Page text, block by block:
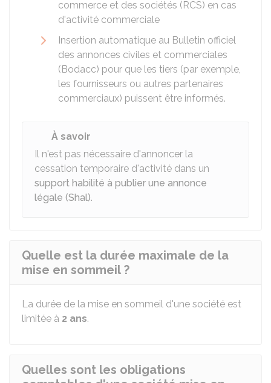
commerce et des sociétés (RCS) en cas
d'activité commerciale
Insertion automatique au Bulletin officiel
des annonces civiles et commerciales
(Bodacc) pour que les tiers (par exemple,
les fournisseurs ou autres partenaires
commerciaux) puissent être informés.
À savoir
Il n'est pas nécessaire d'annoncer la
cessation temporaire d'activité dans un
support habilité à publier une annonce
légale (Shal).
Quelle est la durée maximale de la
mise en sommeil ?
La durée de la mise en sommeil d'une société est
limitée à 2 ans.
Quelles sont les obligations